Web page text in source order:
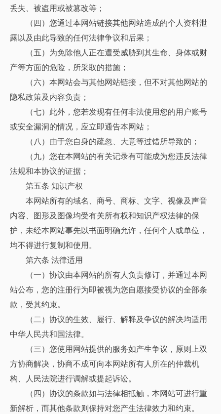
丢失、被盗用或被篡改等；
（四）您通过本网站链接其他网站造成的个人资料泄
露以及由此导致的任何法律争议和后果；
（五）为免除他人正在遭受威胁到其生命、身体或财
产等方面的危险，所采取的措施；
（六）本网站会与其他网站链接，但不对其他网站的
隐私政策及内容负责；
（七）此外，您若发现有任何非法使用您的用户账号
或安全漏洞的情况，应立即通告本网站；
（八）由于您自身的疏忽、大意等过错所导致的；
（九）您在本网站的有关记录有可能成为您违反法律
法规和本协议的证据；
第五条 知识产权
本网站所有的域名、商号、商标、文字、视像及声音
内容、图形及图像均受有关所有权和知识产权法律的保
护，未经本网站事先以书面明确允许，任何个人或单位，
均不得进行复制和使用。
第六条 法律适用
（一）协议由本网站的所有人负责修订，并通过本网
站公布，您的注册行为即被视为您自愿接受协议的全部条
款，受其约束。
（二）协议的生效、履行、解释及争议的解决均适用
中华人民共和国法律。
（三）您使用网站提供的服务如产生争议，原则上双
方协商解决，协商不成可向本网站所有人所在的仲裁机
构、人民法院进行调解或提起诉讼。
（四）协议的条款如与法律相抵触，本网站可进行重
新解析，而其他条款则保持对您产生法律效力和约束。